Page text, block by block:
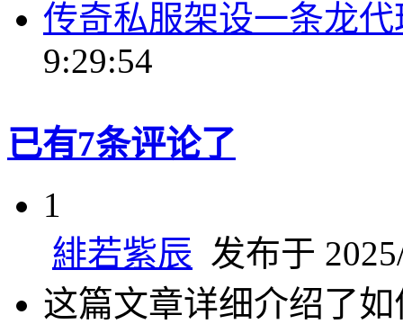
传奇私服架设一条龙
9:29:54
已有7条评论了
1
緋若紫辰 发布于
这篇文章详细介绍了